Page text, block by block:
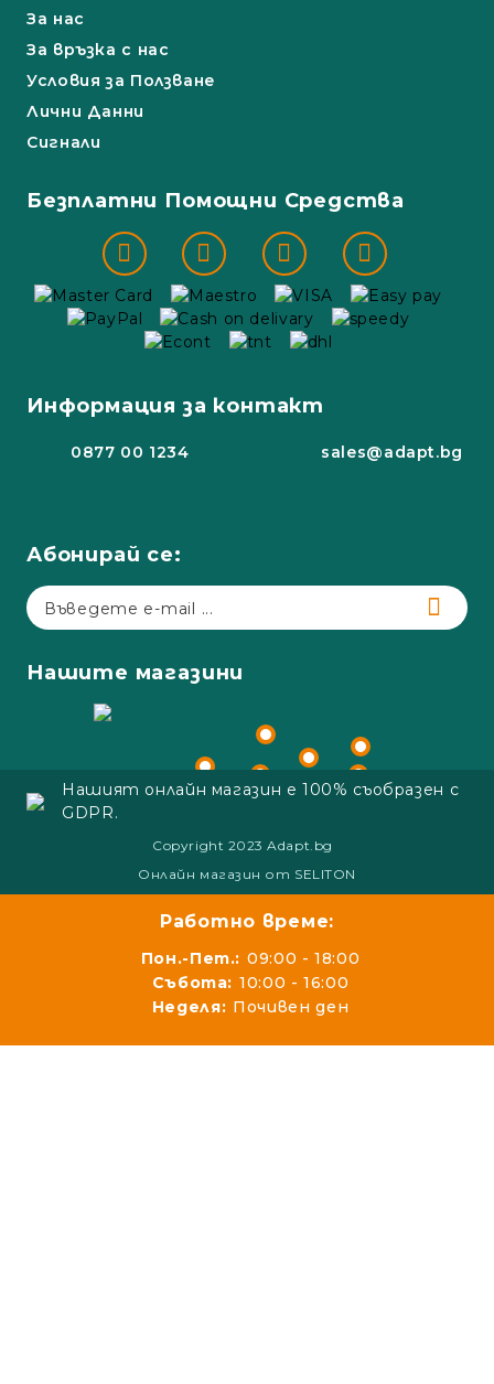
За нас
За връзка с нас
Условия за Ползване
Лични Данни
Сигнали
Безплатни Помощни Средства
Информация за контакт
0877 00 1234 sales@adapt.bg
Абонирай се:
Нашите магазини
Нашият онлайн магазин е 100% съобразен с
GDPR.
Copyright 2023 Adapt.bg
Онлайн магазин от SELITON
Работно време:
Пон.-Пет.: 09:00 - 18:00
Събота: 10:00 - 16:00
Неделя: Почивен ден